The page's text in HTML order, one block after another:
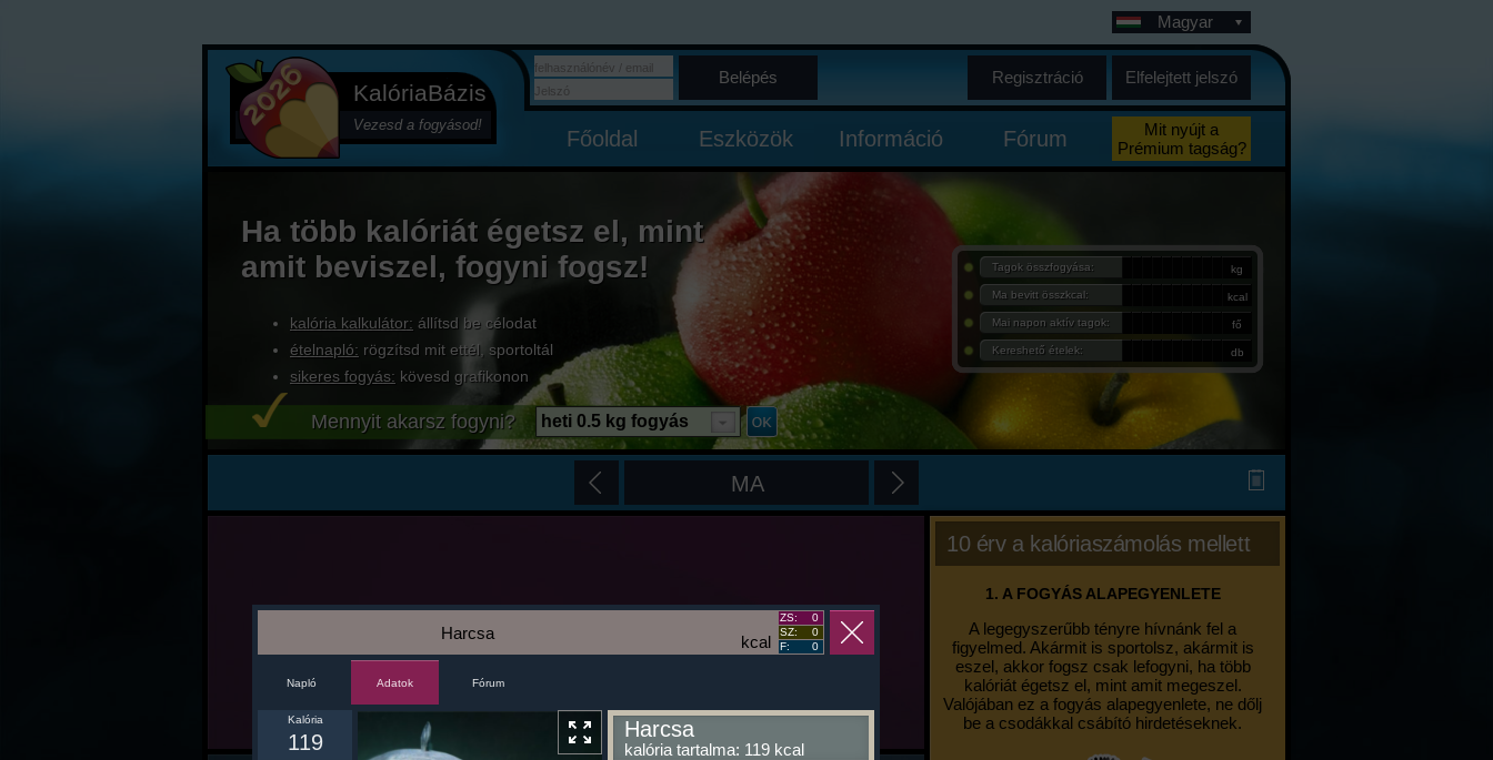
KalóriaBázis
Vezesd a fogyásod!
Magyar
Belépés Regisztráció Elfelejtett jelszó
Főoldal Eszközök Információ Fórum
Mit nyújt a
Prémium tagság?
Ha több kalóriát égetsz el, mint
amit beviszel, fogyni fogsz!
kalória kalkulátor: állítsd be célodat
ételnapló: rögzítsd mit ettél, sportoltál
sikeres fogyás: kövesd grafikonon
Tagok összfogyása: kg
Ma bevitt összkcal: kcal
Mai napon aktív tagok: fő
Kereshető ételek: db
Mennyit akarsz fogyni? heti 0.5 kg fogyás
MA
10 érv a kalóriaszámolás mellett
1. A FOGYÁS ALAPEGYENLETE
A legegyszerűbb tényre hívnánk fel a
figyelmed. Akármit is sportolsz, akármit is
eszel, akkor fogsz csak lefogyni, ha több
kalóriát égetsz el, mint amit megeszel.
Valójában ez a fogyás alapegyenlete, ne dőlj
be a csodákkal csábító hirdetéseknek.
kcal
Harcsa
ZS:
0
SZ:
0
F:
0
Napló Adatok Fórum
Kalória
119
Harcsa
kalória tartalma: 119 kcal